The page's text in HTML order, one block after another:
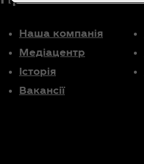
Наша компанія
Медіацентр
Історія
Вакансії